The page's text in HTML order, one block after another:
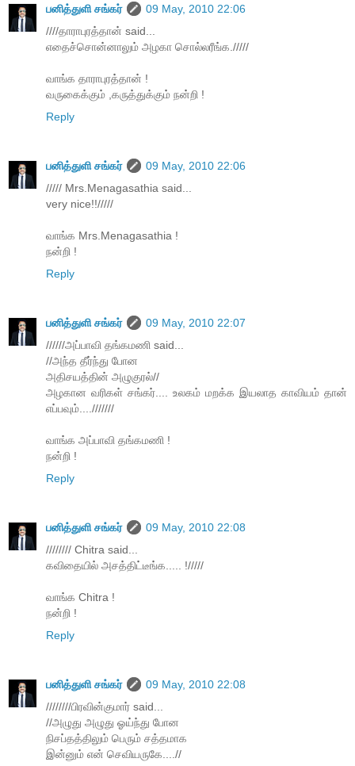
பனித்துளி சங்கர்
09 May, 2010 22:06
////தாராபுரத்தான் said...
எதைச்சொன்னாலும் அழகா சொல்லரீங்க./////
வாங்க தாராபுரத்தான் !
வருகைக்கும் ,கருத்துக்கும் நன்றி !
Reply
பனித்துளி சங்கர்
09 May, 2010 22:06
///// Mrs.Menagasathia said...
very nice!!/////
வாங்க Mrs.Menagasathia !
நன்றி !
Reply
பனித்துளி சங்கர்
09 May, 2010 22:07
//////அப்பாவி தங்கமணி said...
//அந்த தீர்ந்து போன
அதிசயத்தின் அழுகுரல்//
அழகான வரிகள் சங்கர்.... உலகம் மறக்க இயலாத காவியம் தான்
எப்பவும்....///////
வாங்க அப்பாவி தங்கமணி !
நன்றி !
Reply
பனித்துளி சங்கர்
09 May, 2010 22:08
//////// Chitra said...
கவிதையில் அசத்திட்டீங்க..... !/////
வாங்க Chitra !
நன்றி !
Reply
பனித்துளி சங்கர்
09 May, 2010 22:08
////////பிரவின்குமார் said...
//அழுது அழுது ஓய்ந்து போன
நிசப்தத்திலும் பெரும் சத்தமாக
இன்னும் என் செவியருகே....//